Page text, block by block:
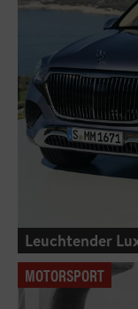
Leuchtender
MOTORSPORT